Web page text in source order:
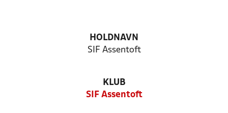
HOLDNAVN
SIF Assentoft
KLUB
SIF Assentoft